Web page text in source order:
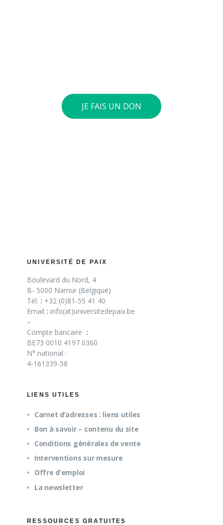
JE FAIS UN DON
UNIVERSITÉ DE PAIX
Boulevard du Nord, 4
B- 5000 Namur (Belgique)
Tél. : +32 (0)81-55 41 40
Email : info(at)universitedepaix.be
–
Compte bancaire :
BE73 0010 4197 0360
N° national :
4-161339-58
LIENS UTILES
Carnet d’adresses : liens utiles
Bon à savoir – contenu du site
Conditions générales de vente
Interventions sur mesure
Offre d’emploi
La newsletter
RESSOURCES GRATUITES